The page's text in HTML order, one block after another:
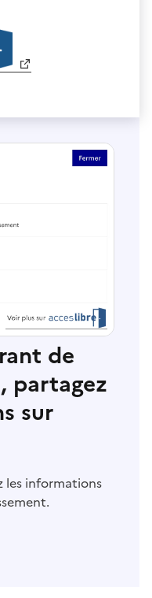
de
partagez
sur
les informations